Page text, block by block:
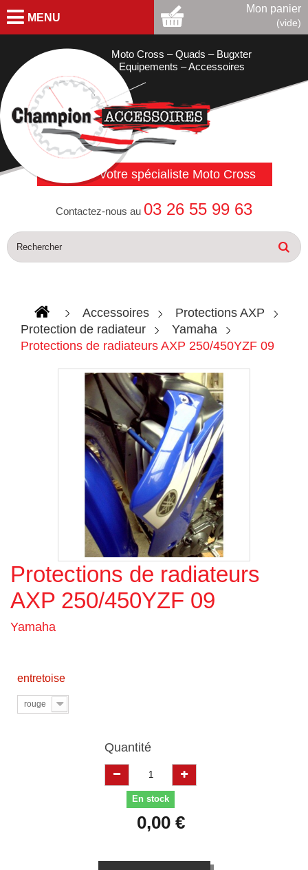
MENU
Mon panier
(vide)
Moto Cross – Quads – Bugxter
Equipements – Accessoires
Votre spécialiste Moto Cross
Contactez-nous au 03 26 55 99 63
Accessoires
Protections AXP
Protection de radiateur
Yamaha
Protections de radiateurs AXP 250/450YZF 09
Agrandir l'image
Protections de radiateurs
AXP 250/450YZF 09
Yamaha
entretoise
rouge
Quantité
En stock
0,00 €